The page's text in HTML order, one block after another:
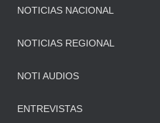
NOTICIAS NACIONAL
NOTICIAS REGIONAL
NOTI AUDIOS
ENTREVISTAS